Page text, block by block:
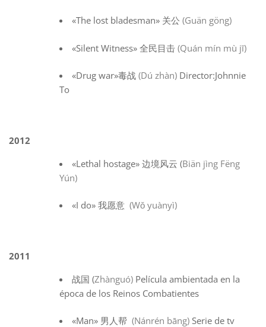
«The lost bladesman» 关公 (Guän göng)
«Silent Witness» 全民目击 (Quán mín mù jī)
«Drug war»毒战 (Dú zhàn) Director:Johnnie
To
2012
«Lethal hostage» 边境风云 (Biän jìng Fëng
Yún)
«I do» 我愿意 (Wǒ yuànyì)
2011
战国 (Zhànguó) Película ambientada en la
época de los Reinos Combatientes
«Man» 男人帮 (Nánrén bāng) Serie de tv